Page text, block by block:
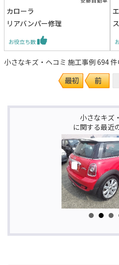
カローラ
リアバンパー修理
お役立ち数
小さなキズ・ヘコミ 施工事例 694
小さなキズ
に関する最近